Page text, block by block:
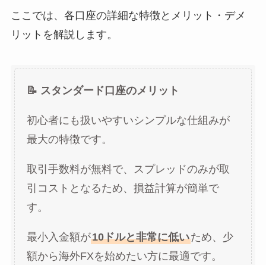
ここでは、各口座の詳細な特徴とメリット・デメ
リットを解説します。
📝 スタンダード口座のメリット
初心者にも扱いやすいシンプルな仕組みが
最大の特徴です。
取引手数料が無料で、スプレッドのみが取
引コストとなるため、損益計算が簡単で
す。
最小入金額が10ドルと非常に低いため、少
額から海外FXを始めたい方に最適です。